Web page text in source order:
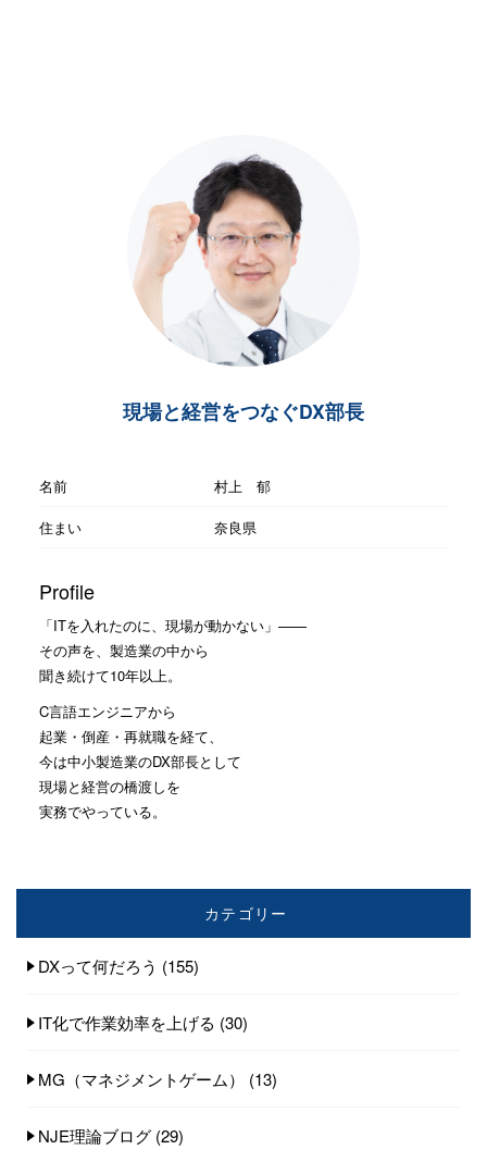
現場と経営をつなぐDX部長
名前
村上 郁
住まい
奈良県
Profile
「ITを入れたのに、現場が動かない」——
その声を、製造業の中から
聞き続けて10年以上。
C言語エンジニアから
起業・倒産・再就職を経て、
今は中小製造業のDX部長として
現場と経営の橋渡しを
実務でやっている。
カテゴリー
DXって何だろう (155)
IT化で作業効率を上げる (30)
MG（マネジメントゲーム） (13)
NJE理論ブログ (29)